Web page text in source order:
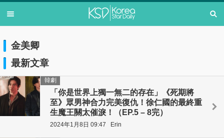
金美卿
最新文章
「你是世界上獨一無二的存在」《死期將
至》眾男神合力完美復仇！徐仁國的最終重
生魔王關太催淚！（EP.5 – 8完）
韓劇
2024年1月8日 09:47 Erin